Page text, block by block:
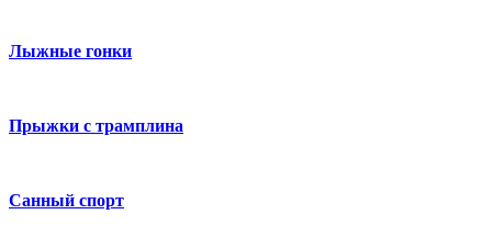
Лыжные гонки
Прыжки с трамплина
Санный спорт